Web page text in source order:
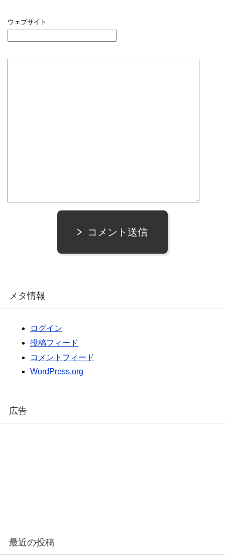
ウェブサイト
コメント送信
メタ情報
ログイン
投稿フィード
コメントフィード
WordPress.org
広告
最近の投稿